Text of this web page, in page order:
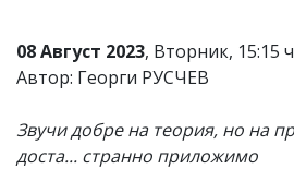
08 Август 2023, Вторник, 15:15
Автор: Георги РУСЧЕВ
Звучи добре на теория, но на
доста... странно приложимо